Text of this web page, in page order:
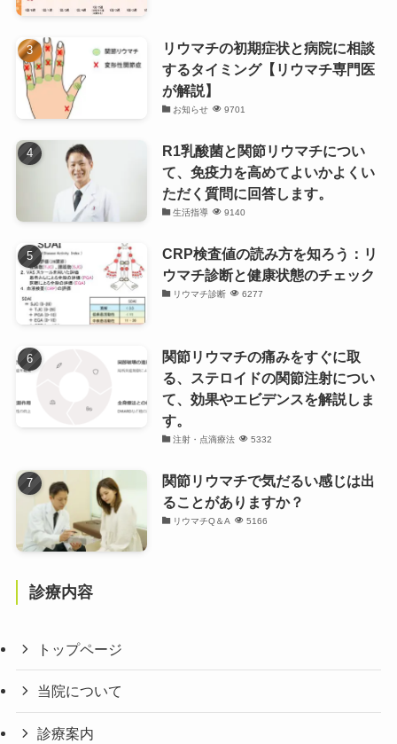
リウマチの初期症状と病院に相談
するタイミング【リウマチ専門医
が解説】
お知らせ 9701
R1乳酸菌と関節リウマチについ
て、免疫力を高めてよいかよくい
ただく質問に回答します。
生活指導 9140
CRP検査値の読み方を知ろう：リ
ウマチ診断と健康状態のチェック
リウマチ診断 6277
関節リウマチの痛みをすぐに取
る、ステロイドの関節注射につい
て、効果やエビデンスを解説しま
す。
注射・点滴療法 5332
関節リウマチで気だるい感じは出
ることがありますか？
リウマチQ＆A 5166
診療内容
トップページ
当院について
診療案内